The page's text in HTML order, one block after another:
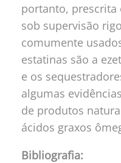
portanto, prescrita
sob supervisão
comumente
estatinas são a
e os
algumas
de produtos
ácidos graxos
Bibliografia: